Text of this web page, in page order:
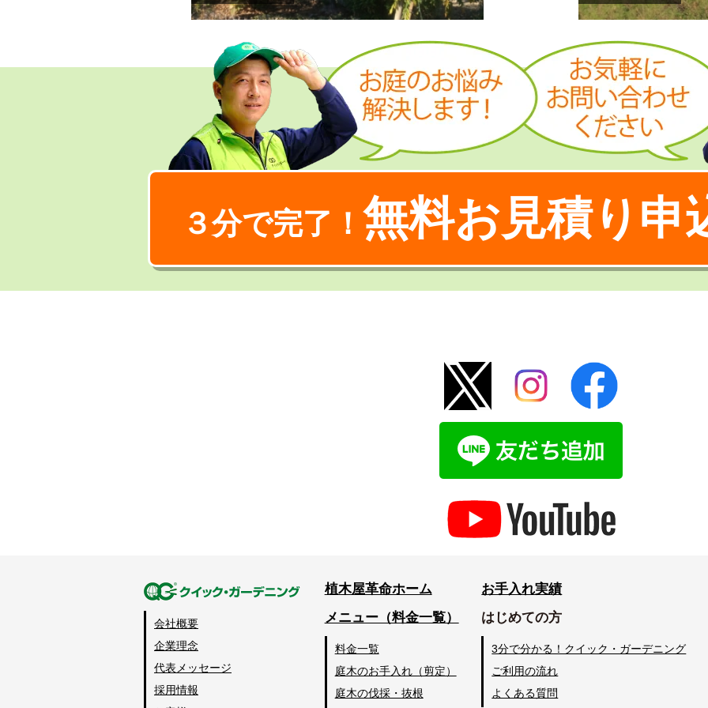
３分で完了！ 無料お見積り申
会社概要
企業理念
代表メッセージ
採用情報
植木屋革命ホーム
メニュー（料金一覧）
料金一覧
庭木のお手入れ（剪定）
庭木の伐採・抜根
お手入れ実績
はじめての方
3分で分かる！クイック・ガーデニング
ご利用の流れ
よくある質問